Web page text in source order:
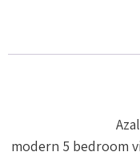
modern 5 bedroom